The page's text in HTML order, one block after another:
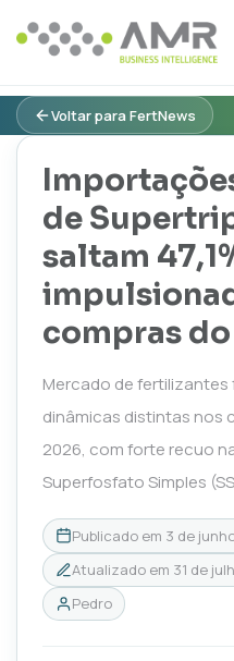
Voltar para FertNews
de
saltam
compras
Mercado de
dinâmicas distintas nos
2026, com forte recuo
Superfosfato Simples
Publicado em 3 de
Atualizado em 31 de
Pedro